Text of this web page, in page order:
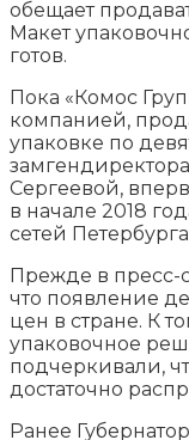
обещает
Макет
готов.
Пока «Комос
компанией,
упаковке по
Сергеевой,
в начале 2018
сетей
Прежде в пресс-
что появление
цен в стране. К
упаковочное
подчеркивали,
достаточно
Ранее